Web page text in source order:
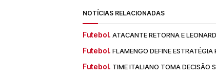
NOTÍCIAS RELACIONADAS
Futebol. ATACANTE RETORNA E
Futebol. FLAMENGO DEFINE
Futebol. TIME ITALIANO TOMA DECISÃO